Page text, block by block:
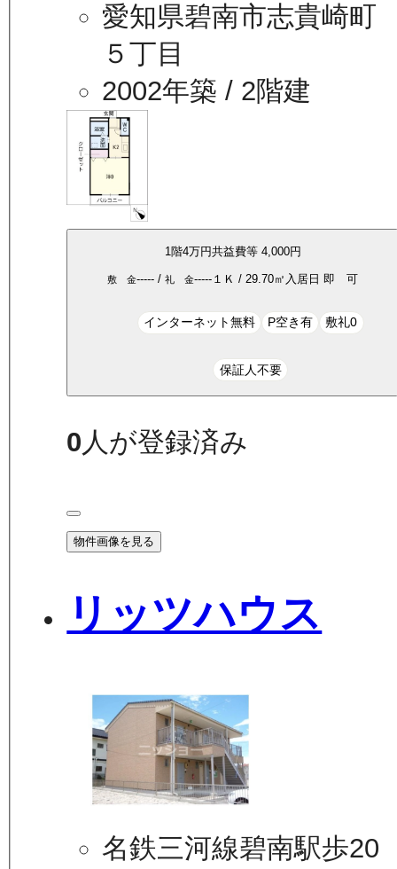
愛知県碧南市志貴崎町
５丁目
2002年築 / 2階建
1階4万円共益費等 4,000円
敷 金----- /礼 金----- １Ｋ /29.70㎡ 入居日 即 可
インターネット無料 P空き有 敷礼0
保証人不要
0 人が登録済み
物件画像を見る
リッツハウス
名鉄三河線碧南駅歩20